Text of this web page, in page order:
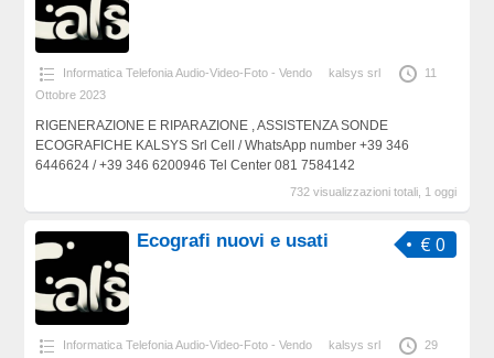
Informatica Telefonia Audio-Video-Foto - Vendo kalsys srl
11
Ottobre 2023
RIGENERAZIONE E RIPARAZIONE , ASSISTENZA SONDE
ECOGRAFICHE KALSYS Srl Cell / WhatsApp number +39 346
6446624 / +39 346 6200946 Tel Center 081 7584142
732 visualizzazioni totali, 1 oggi
€ 0
Ecografi nuovi e usati
Informatica Telefonia Audio-Video-Foto - Vendo kalsys srl
29